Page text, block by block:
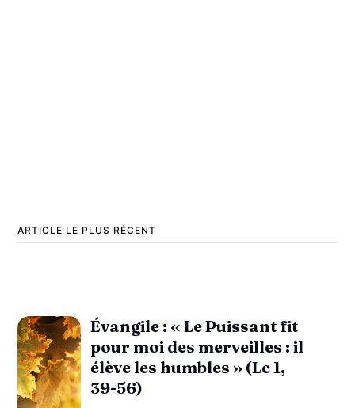
ARTICLE LE PLUS RÉCENT
Évangile : « Le Puissant fit
pour moi des merveilles : il
élève les humbles » (Lc 1,
39-56)